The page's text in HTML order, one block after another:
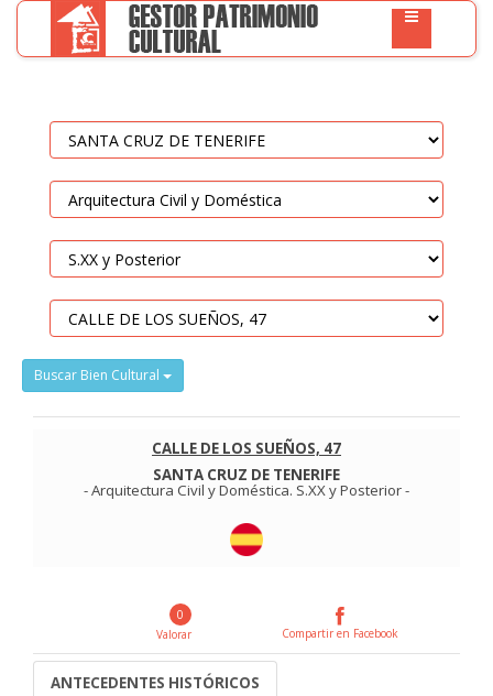
Buscar Bien Cultural
CALLE DE LOS SUEÑOS, 47
SANTA CRUZ DE TENERIFE
-Arquitectura Civil y Doméstica. S.XX y Posterior-
0
Valorar
Compartir en Facebook
ANTECEDENTES HISTÓRICOS